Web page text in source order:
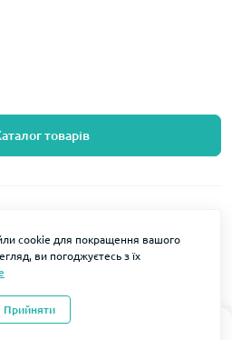
0
товарів
Мобільні аксесуари © 2026
cookie для покращення вашого
ви погоджуєтесь з їх
Прийняти